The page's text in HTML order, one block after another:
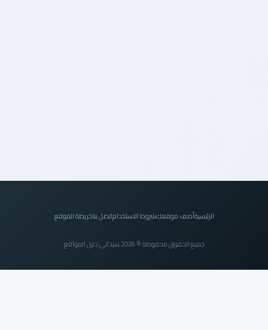
أضف موقعكشروط الاستخداماتصل بناخريطة الموقع
جميع الحقوق محفوظة © 2026 سيداني دليل المواقع